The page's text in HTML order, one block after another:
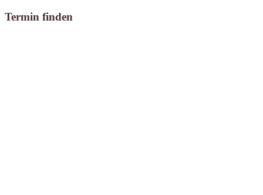
nach:
Termin finden